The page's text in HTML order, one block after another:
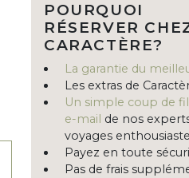
POURQUOI
RÉSERVER
CARACTÈRE?
La garantie du
Les extras de
Un simple coup de
e-mail de nos
voyages
Payez en toute
Pas de frais